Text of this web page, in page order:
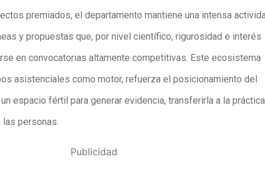
premiados, el departamento mantiene una intensa
y propuestas que, por nivel científico, rigurosidad e interés
en convocatorias altamente competitivas. Este ecosistema
asistenciales como motor, refuerza el posicionamiento del
espacio fértil para generar evidencia, transferirla a la
las personas.
Publicidad